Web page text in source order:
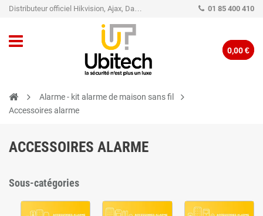
Distributeur officiel Hikvision, Ajax, Dahua, TP-Link - Caméra de vidéo surveillance - Alarme 01 85 400 410
0,00 €
Alarme - kit alarme de maison sans fil
Accessoires alarme
ACCESSOIRES ALARME
Sous-catégories